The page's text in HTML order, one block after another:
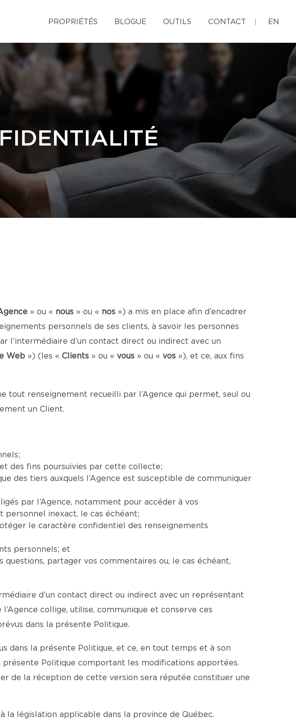
PROPRIÉTÉS BLOGUE OUTILS CONTACT EN
» ou « nous » ou « nos ») a mis en place afin d’encadrer
personnels de ses clients, à savoir les personnes
l’intermédiaire d’un contact direct ou indirect avec un
Web ») (les « Clients » ou « vous » ou « vos »), et ce, aux fins
tout renseignement recueilli par l’Agence qui permet, seul ou
un Client.
des fins poursuivies par cette collecte;
des tiers auxquels l’Agence est susceptible de communiquer
par l’Agence, notamment pour accéder à vos
personnel inexact, le cas échéant;
le caractère confidentiel des renseignements
personnels; et
questions, partager vos commentaires ou, le cas échéant,
d’un contact direct ou indirect avec un représentant
collige, utilise, communique et conserve ces
dans la présente Politique.
dans la présente Politique, et ce, en tout temps et à son
présente Politique comportant les modifications apportées.
de la réception de cette version sera réputée constituer une
la législation applicable dans la province de Québec.